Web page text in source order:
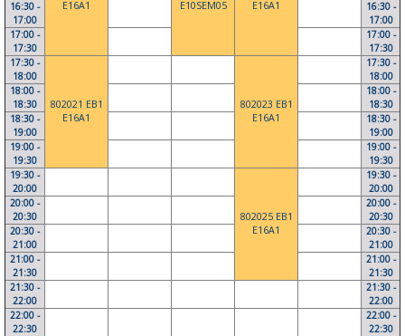
E16A1
E10SEM05
E16A1
16:30 -
17:00
16:30 -
17:00
17:00 -
17:30
17:00 -
17:30
17:30 -
18:00
802021 EB1
E16A1
802023 EB1
E16A1
17:30 -
18:00
18:00 -
18:30
18:00 -
18:30
18:30 -
19:00
18:30 -
19:00
19:00 -
19:30
19:00 -
19:30
19:30 -
20:00
802025 EB1
E16A1
19:30 -
20:00
20:00 -
20:30
20:00 -
20:30
20:30 -
21:00
20:30 -
21:00
21:00 -
21:30
21:00 -
21:30
21:30 -
22:00
21:30 -
22:00
22:00 -
22:30
22:00 -
22:30